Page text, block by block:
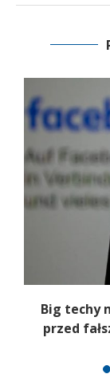
Big techy
przed